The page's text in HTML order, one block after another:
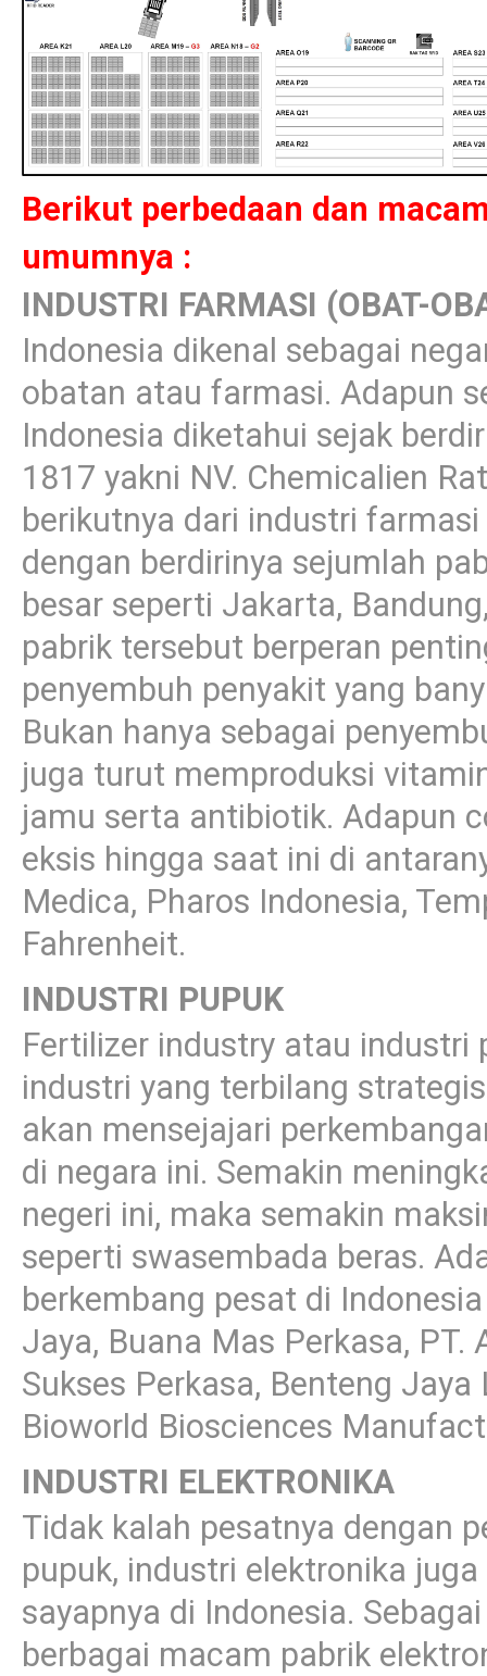
Berikut perbedaan dan
umumnya :
INDUSTRI FARMASI (OBAT-
Indonesia dikenal sebagai
obatan atau farmasi. Adapun
Indonesia diketahui sejak
1817 yakni NV. Chemicalien
berikutnya dari industri
dengan berdirinya sejumlah
besar seperti Jakarta,
pabrik tersebut berperan
penyembuh penyakit yang
Bukan hanya sebagai
juga turut memproduksi
jamu serta antibiotik. Adapun
eksis hingga saat ini di
Medica, Pharos Indonesia,
Fahrenheit.
INDUSTRI PUPUK
Fertilizer industry atau industri
industri yang terbilang
akan mensejajari
di negara ini. Semakin
negeri ini, maka semakin
seperti swasembada beras.
berkembang pesat di
Jaya, Buana Mas Perkasa,
Sukses Perkasa, Benteng
Bioworld Biosciences
INDUSTRI ELEKTRONIKA
Tidak kalah pesatnya dengan
pupuk, industri elektronika
sayapnya di Indonesia.
berbagai macam pabrik